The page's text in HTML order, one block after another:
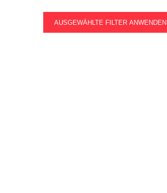
AUSGEWÄHLTE FILTER ANWENDEN